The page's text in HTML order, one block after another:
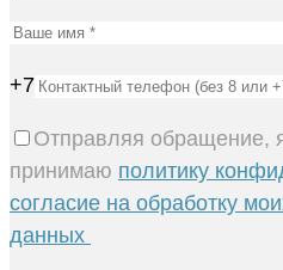
+7
Отправляя обращение,
принимаю политику
согласие на обработку
данных